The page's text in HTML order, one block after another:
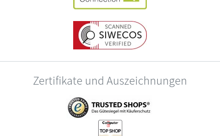
Zertifikate und Auszeichnungen